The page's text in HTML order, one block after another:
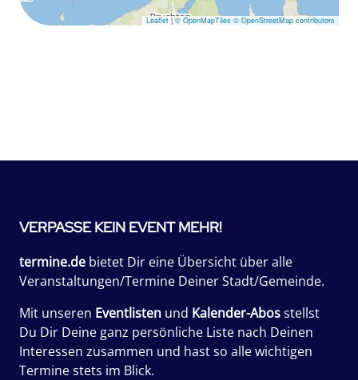
Leaflet | © OpenMapTiles © OpenStreetMap contributors
VERPASSE KEIN EVENT MEHR!
termine.de bietet Dir eine Übersicht über alle
Veranstaltungen/Termine Deiner Stadt/Gemeinde.
Mit unseren Eventlisten und Kalender-Abosstellst
Du Dir Deine ganz persönliche Liste nach Deinen
Interessen zusammen und hast so alle wichtigen
Termine stets im Blick.